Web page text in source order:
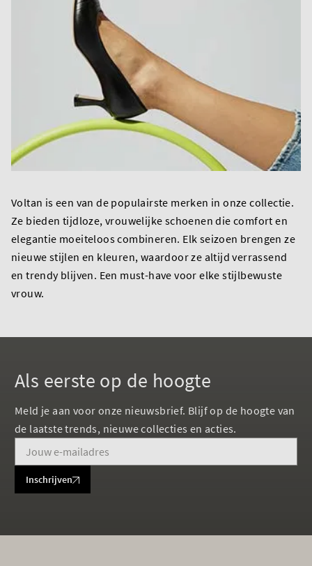
Voltan is een van de populairste merken in onze collectie.
Ze bieden tijdloze, vrouwelijke schoenen die comfort en
elegantie moeiteloos combineren. Elk seizoen brengen ze
nieuwe stijlen en kleuren, waardoor ze altijd verrassend
en trendy blijven. Een must-have voor elke stijlbewuste
vrouw.
Als eerste op de hoogte
Meld je aan voor onze nieuwsbrief. Blijf op de hoogte van
de laatste trends, nieuwe collecties en acties.
Inschrijven